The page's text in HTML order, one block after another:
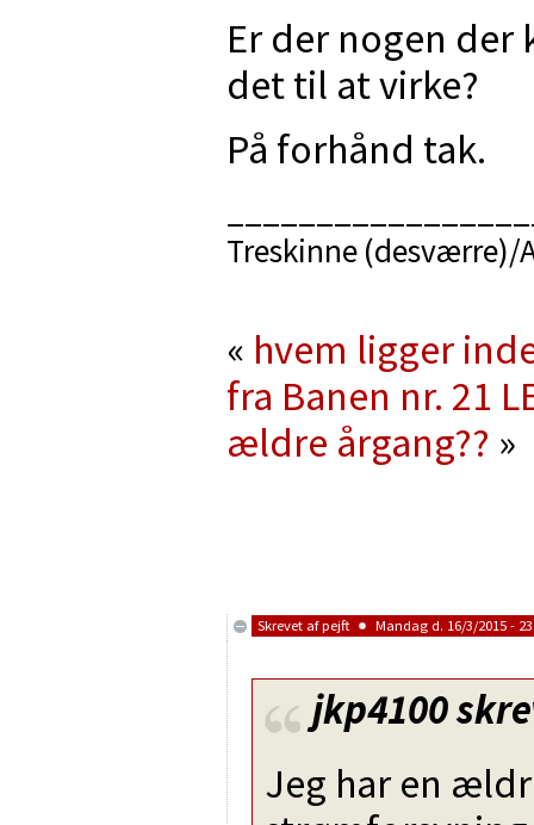
Er der nogen der
det til at virke?
På forhånd tak.
Treskinne (desværre)/
« hvem ligger
fra Banen nr. 21
ældre årgang?? »
Skrevet afpejft Mandag d. 16/3/2015 -
jkp4100
Jeg har en